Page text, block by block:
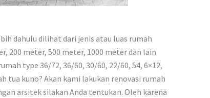
dahulu dilihat dari jenis atau luas rumah
200 meter, 500 meter, 1000 meter dan lain
type 36/72, 36/60, 30/60, 22/60, 54, 6×12,
tua kuno? Akan kami lakukan renovasi rumah
arsitek silakan Anda tentukan. Oleh karena